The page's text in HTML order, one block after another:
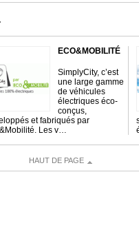
ECO&MOBILITÉ
SimplyCity, c’est
une large gamme
de véhicules
électriques éco-
conçus,
et fabriqués par
Les v…
HAUT DE PAGE